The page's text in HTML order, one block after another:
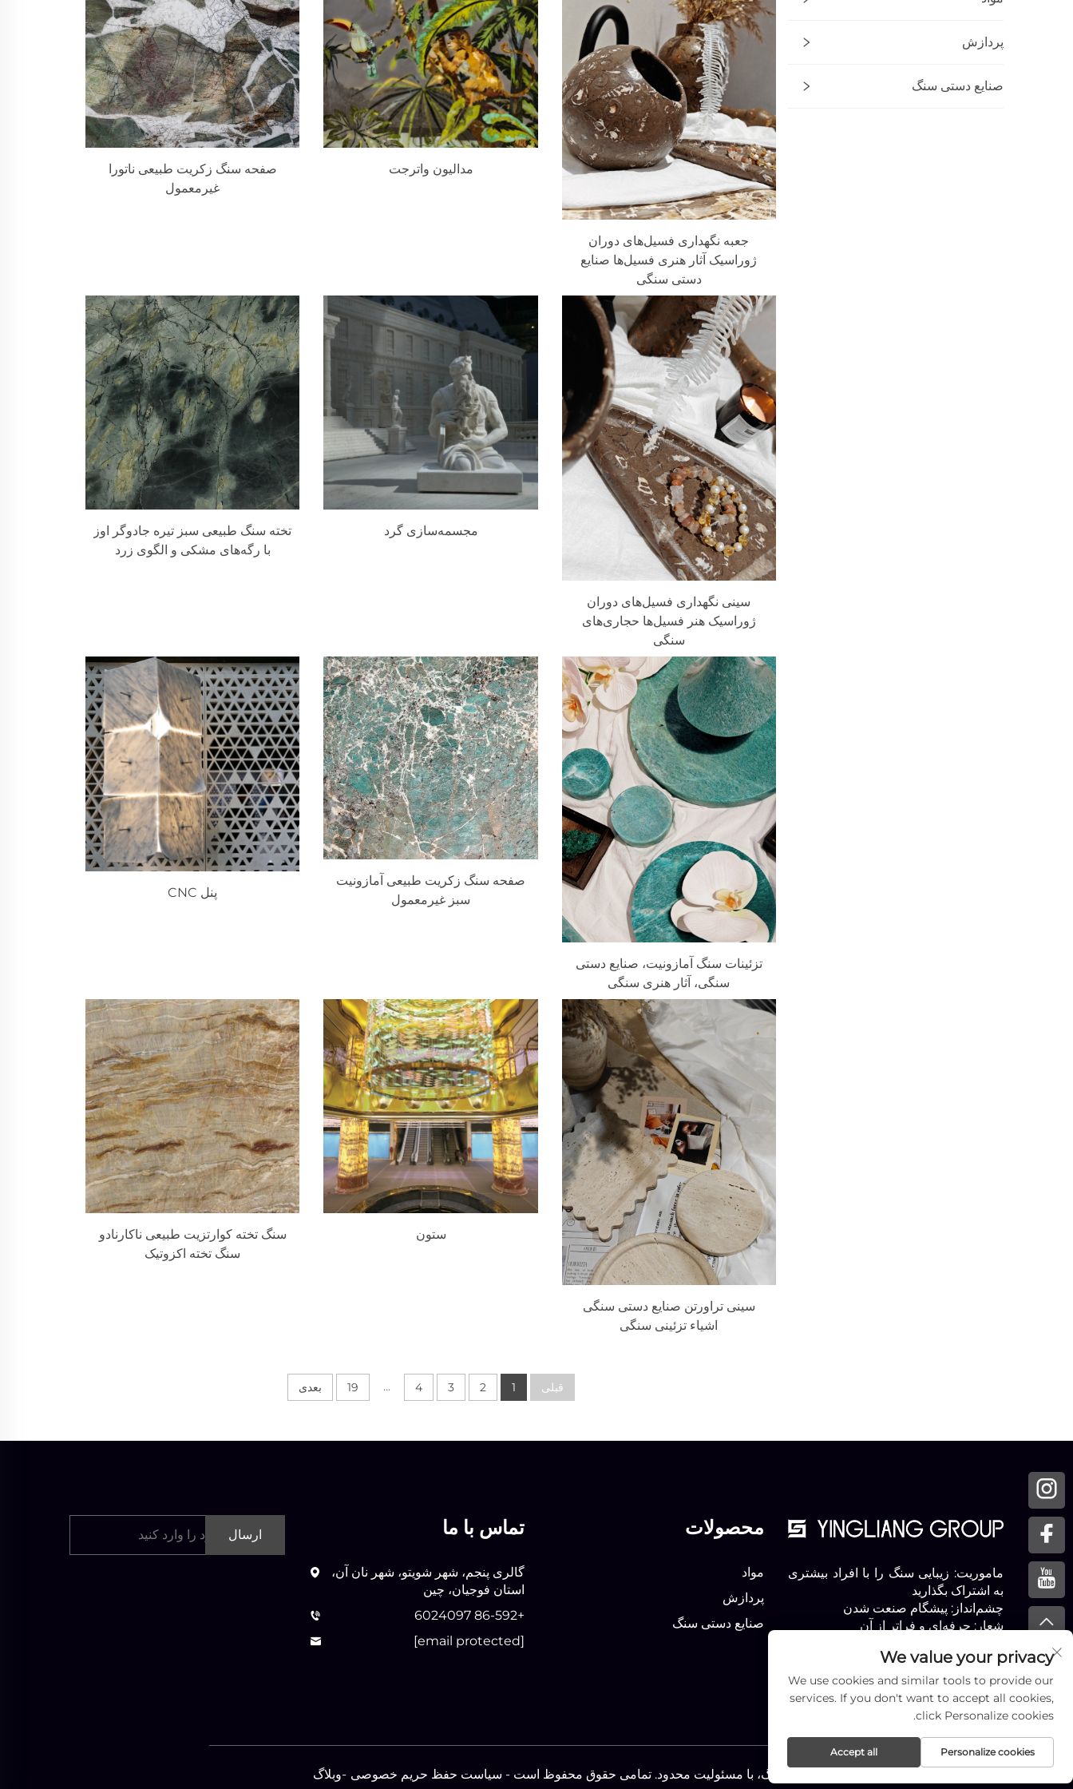
پردازش
صنایع دستی سنگ
جعبه نگهداری فسیل‌های دوران
ژوراسیک آثار هنری فسیل‌ها صنایع
دستی سنگی
مدالیون واترجت
صفحه سنگ زکریت طبیعی ناتورا
غیرمعمول
سینی نگهداری فسیل‌های دوران
ژوراسیک هنر فسیل‌ها حجاری‌های
سنگی
مجسمه‌سازی گرد
تخته سنگ طبیعی سبز تیره جادوگر اوز
با رگه‌های مشکی و الگوی زرد
تزئینات سنگ آمازونیت، صنایع دستی
سنگی، آثار هنری سنگی
صفحه سنگ زکریت طبیعی آمازونیت
سبز غیرمعمول
پنل CNC
سینی تراورتن صنایع دستی سنگی
اشیاء تزئینی سنگی
ستون
سنگ تخته کوارتزیت طبیعی ناکارنادو
سنگ تخته اکزوتیک
قبلی 1
2
3
4
...
19 بعدی
ماموریت: زیبایی سنگ را با افراد بیشتری
به اشتراک بگذارید
چشم‌انداز: پیشگام صنعت شدن
شعار: حرفه‌ای و فراتر از آن
محصولات
مواد
پردازش
صنایع دستی سنگ
تماس با ما
گالری پنجم، شهر شویتو، شهر نان آن،
استان فوجیان، چین
+86-592 6024097
[email protected]
ارسال
کپی‌رایت © شرکت سنگ شیامن یینگ‌لیانگ، با مسئولیت محدود. تمامی حقوق محفوظ است - سیاست حفظ حریم خصوصی -وبلاگ
We value your privacy
We use cookies and similar tools to provide our
services. If you don't want to accept all cookies,
click Personalize cookies.
Personalize cookies
Accept all